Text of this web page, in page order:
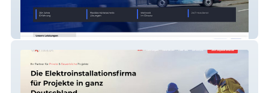
Sachsen-Kälte GmbH